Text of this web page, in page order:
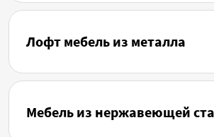
Лофт мебель из металла
Мебель из нержавеющей